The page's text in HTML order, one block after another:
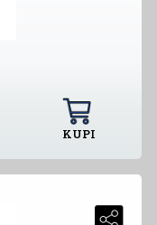
KUPI